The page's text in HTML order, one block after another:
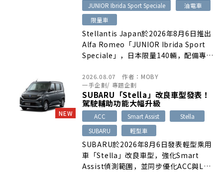
JUNIOR Ibrida Sport Speciale
油電車
限量車
Stellantis Japan於2026年8月6日推出
Alfa Romeo「JUNIOR Ibrida Sport
Speciale」，日本限量140輛，配備專屬
售價525萬日圓（約新台幣107.4萬
元）。
NEW
2026.08.07 作者： MOBY
一手企劃/ 專題企劃
SUBARU「Stella」改良車型發表！
駕駛輔助功能大幅升級
ACC Smart Assist
Stella
SUBARU
輕型車
SUBARU於2026年8月6日發表輕型乘用
車「Stella」改良車型，強化Smart
Assist偵測範圍，並同步優化ACC與LKC